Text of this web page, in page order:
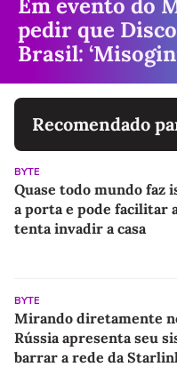
Em evento do
pedir que
Brasil:
Recomendado
BYTE
Quase todo mundo faz
a porta e pode facilitar
tenta invadir a casa
BYTE
Mirando diretamente
Rússia apresenta seu
barrar a rede da